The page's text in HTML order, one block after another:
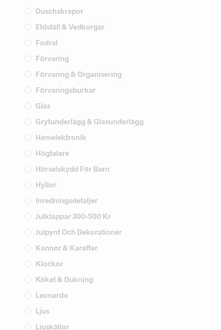
Duschskrapor
Eldställ & Vedkorgar
Fodral
Förvaring
Förvaring & Organisering
Förvaringsburkar
Glas
Grytunderlägg & Glasunderlägg
Hemelektronik
Högtalare
Hörselskydd För Barn
Hyllor
Inredningsdetaljer
Julklappar 300-500 Kr
Julpynt Och Dekorationer
Kannor & Karaffer
Klockor
Köket & Dukning
Leonardo
Ljus
Ljuskällor